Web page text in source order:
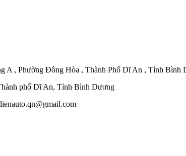
A , Phường Đông Hòa , Thành Phố Dĩ An , Tỉnh Bình
phố Dĩ An, Tỉnh Bình Dương